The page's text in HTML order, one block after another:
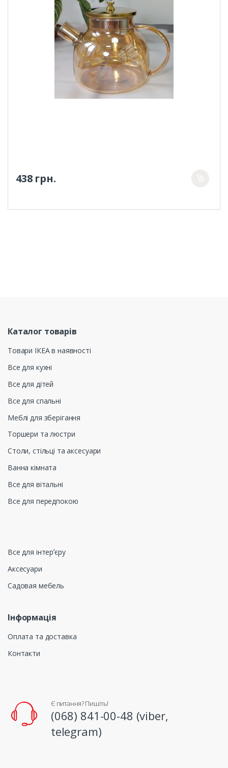
438 грн.
Каталог товарів
Товари ІКЕА в наявності
Все для кухні
Все для дітей
Все для спальні
Меблі для зберігання
Торшери та люстри
Столи, стільці та аксесуари
Ванна кімната
Все для вітальні
Все для передпокою
Все для інтерʼєру
Аксесуари
Садовая мебель
Інформація
Оплата та доставка
Контакти
Є питання? Пишіть!
(068) 841-00-48 (viber,
telegram)